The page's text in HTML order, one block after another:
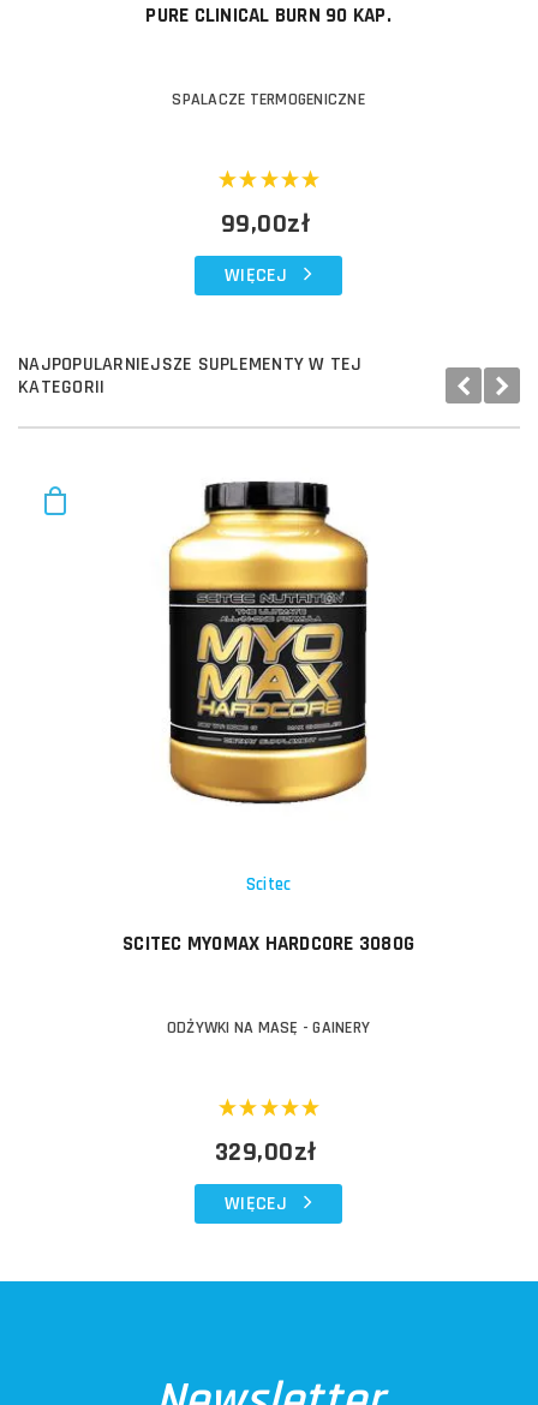
PURE CLINICAL BURN 90 KAP.
SPALACZE TERMOGENICZNE
99,00zł
WIĘCEJ
NAJPOPULARNIEJSZE SUPLEMENTY W TEJ
KATEGORII
Scitec
SCITEC MYOMAX HARDCORE 3080G
ODŻYWKI NA MASĘ - GAINERY
329,00zł
WIĘCEJ